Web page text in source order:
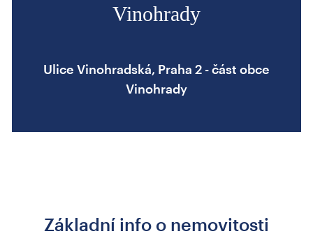
Vinohrady
Ulice Vinohradská, Praha 2 - část obce
Vinohrady
Základní info o nemovitosti